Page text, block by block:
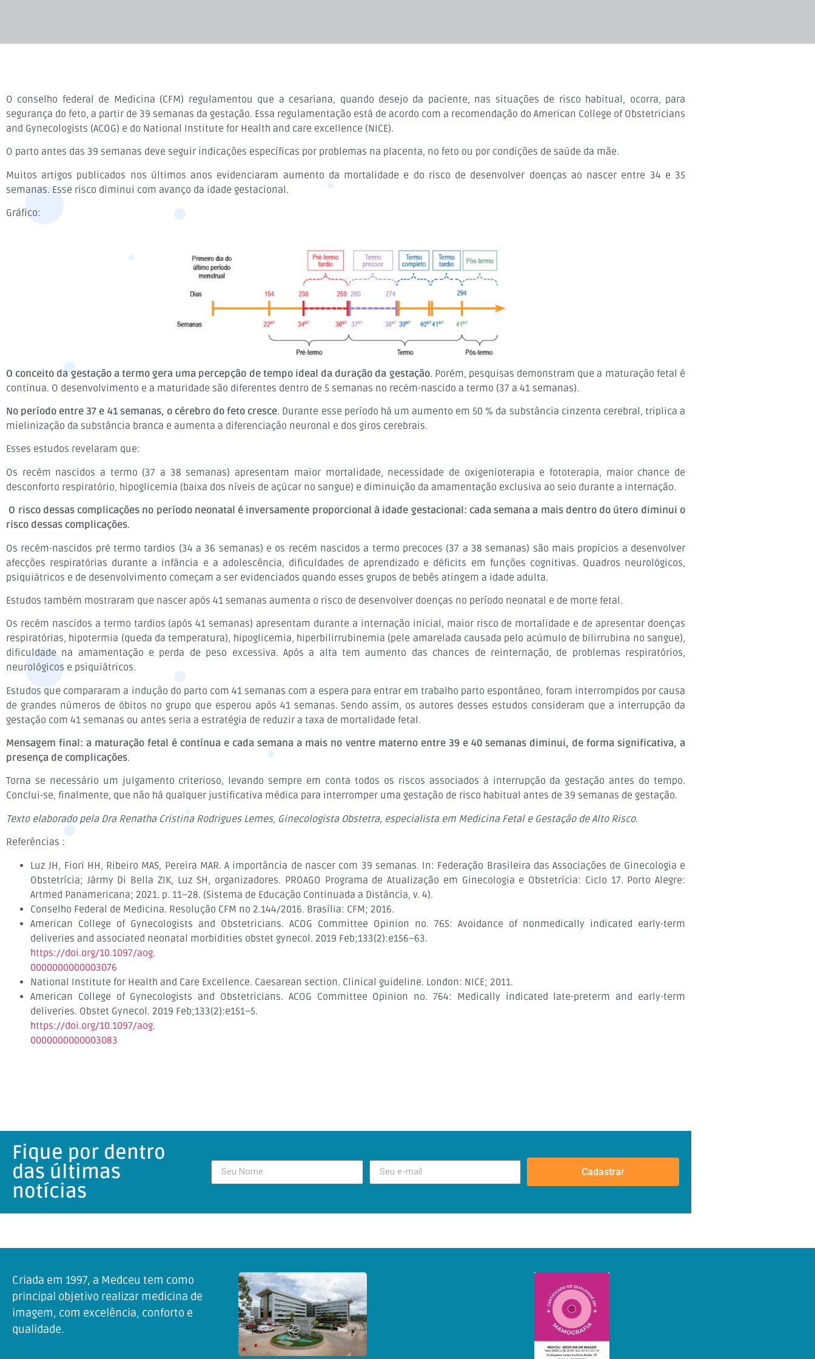
O conselho federal de Medicina (CFM) regulamentou que a cesariana, quando desejo da paciente, nas situações de risco habitual, ocorra, para
segurança do feto, a partir de 39 semanas da gestação. Essa regulamentação está de acordo com a recomendação do American College of Obstetricians
and Gynecologists (ACOG) e do National Institute for Health and care excellence (NICE).
O parto antes das 39 semanas deve seguir indicações específicas por problemas na placenta, no feto ou por condições de saúde da mãe.
Muitos artigos publicados nos últimos anos evidenciaram aumento da mortalidade e do risco de desenvolver doenças ao nascer entre 34 e 35
semanas. Esse risco diminui com avanço da idade gestacional.
Gráfico:
O conceito da gestação a termo gera uma percepção de tempo ideal da duração da gestação. Porém, pesquisas demonstram que a maturação fetal é
contínua. O desenvolvimento e a maturidade são diferentes dentro de 5 semanas no recém-nascido a termo (37 a 41 semanas).
No período entre 37 e 41 semanas, o cérebro do feto cresce. Durante esse período há um aumento em 50 % da substância cinzenta cerebral, triplica a
mielinização da substância branca e aumenta a diferenciação neuronal e dos giros cerebrais.
Esses estudos revelaram que:
Os recém nascidos a termo (37 a 38 semanas) apresentam maior mortalidade, necessidade de oxigenioterapia e fototerapia, maior chance de
desconforto respiratório, hipoglicemia (baixa dos níveis de açúcar no sangue) e diminuição da amamentação exclusiva ao seio durante a internação.
O risco dessas complicações no período neonatal é inversamente proporcional à idade gestacional: cada semana a mais dentro do útero diminui o
risco dessas complicações.
Os recém-nascidos pré termo tardios (34 a 36 semanas) e os recém nascidos a termo precoces (37 a 38 semanas) são mais propícios a desenvolver
afecções respiratórias durante a infância e a adolescência, dificuldades de aprendizado e déficits em funções cognitivas. Quadros neurológicos,
psiquiátricos e de desenvolvimento começam a ser evidenciados quando esses grupos de bebês atingem a idade adulta.
Estudos também mostraram que nascer após 41 semanas aumenta o risco de desenvolver doenças no período neonatal e de morte fetal.
Os recém nascidos a termo tardios (após 41 semanas) apresentam durante a internação inicial, maior risco de mortalidade e de apresentar doenças
respiratórias, hipotermia (queda da temperatura), hipoglicemia, hiperbilirrubinemia (pele amarelada causada pelo acúmulo de bilirrubina no sangue),
dificuldade na amamentação e perda de peso excessiva. Após a alta tem aumento das chances de reinternação, de problemas respiratórios,
neurológicos e psiquiátricos.
Estudos que compararam a indução do parto com 41 semanas com a espera para entrar em trabalho parto espontâneo, foram interrompidos por causa
de grandes números de óbitos no grupo que esperou após 41 semanas. Sendo assim, os autores desses estudos consideram que a interrupção da
gestação com 41 semanas ou antes seria a estratégia de reduzir a taxa de mortalidade fetal.
Mensagem final: a maturação fetal é contínua e cada semana a mais no ventre materno entre 39 e 40 semanas diminui, de forma significativa, a
presença de complicações.
Torna se necessário um julgamento criterioso, levando sempre em conta todos os riscos associados à interrupção da gestação antes do tempo.
Conclui-se, finalmente, que não há qualquer justificativa médica para interromper uma gestação de risco habitual antes de 39 semanas de gestação.
Texto elaborado pela Dra Renatha Cristina Rodrigues Lemes, Ginecologista Obstetra, especialista em Medicina Fetal e Gestação de Alto Risco.
Referências :
Luz JH, Fiori HH, Ribeiro MAS, Pereira MAR. A importância de nascer com 39 semanas. In: Federação Brasileira das Associações de Ginecologia e
Obstetrícia; Jármy Di Bella ZIK, Luz SH, organizadores. PROAGO Programa de Atualização em Ginecologia e Obstetrícia: Ciclo 17. Porto Alegre:
Artmed Panamericana; 2021. p. 11–28. (Sistema de Educação Continuada a Distância, v. 4).
Conselho Federal de Medicina. Resolução CFM no 2.144/2016. Brasília: CFM; 2016.
American College of Gynecologists and Obstetricians. ACOG Committee Opinion no. 765: Avoidance of nonmedically indicated early-term
deliveries and associated neonatal morbidities obstet gynecol. 2019 Feb;133(2):e156–63.
https://doi.org/10.1097/aog.
0000000000003076
National Institute for Health and Care Excellence. Caesarean section. Clinical guideline. London: NICE; 2011.
American College of Gynecologists and Obstetricians. ACOG Committee Opinion no. 764: Medically indicated late-preterm and early-term
deliveries. Obstet Gynecol. 2019 Feb;133(2):e151–5.
https://doi.org/10.1097/aog.
0000000000003083
Fique por dentro
das últimas
notícias
Cadastrar
Criada em 1997, a Medceu tem como
principal objetivo realizar medicina de
imagem, com excelência, conforto e
qualidade.